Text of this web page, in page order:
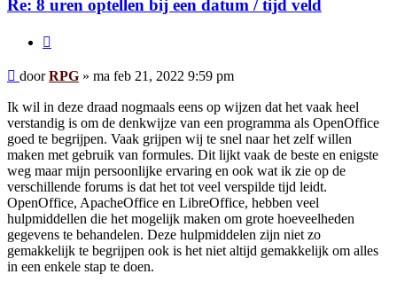
Re: 8 uren optellen bij een datum / tijd veld
Bericht
doorRPG » ma feb 21, 2022 9:59 pm
Ik wil in deze draad nogmaals eens op wijzen dat het vaak heel
verstandig is om de denkwijze van een programma als OpenOffice
goed te begrijpen. Vaak grijpen wij te snel naar het zelf willen
maken met gebruik van formules. Dit lijkt vaak de beste en enigste
weg maar mijn persoonlijke ervaring en ook wat ik zie op de
verschillende forums is dat het tot veel verspilde tijd leidt.
OpenOffice, ApacheOffice en LibreOffice, hebben veel
hulpmiddellen die het mogelijk maken om grote hoeveelheden
gegevens te behandelen. Deze hulpmiddelen zijn niet zo
gemakkelijk te begrijpen ook is het niet altijd gemakkelijk om alles
in een enkele stap te doen.